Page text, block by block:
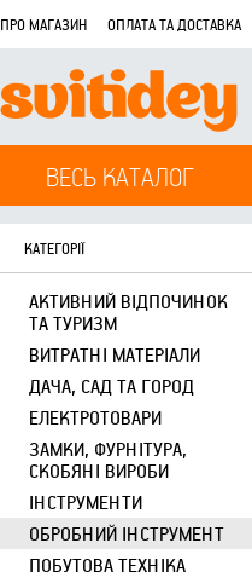
ПРО МАГАЗИН ОПЛАТА ТА ДОСТАВКА
ВЕСЬ КАТАЛОГ
КАТЕГОРІЇ
АКТИВНИЙ ВІДПОЧИНОК
ТА ТУРИЗМ
ВИТРАТНІ МАТЕРІАЛИ
ДАЧА, САД ТА ГОРОД
ЕЛЕКТРОТОВАРИ
ЗАМКИ, ФУРНІТУРА,
СКОБЯНІ ВИРОБИ
ІНСТРУМЕНТИ
ОБРОБНИЙ ІНСТРУМЕНТ
ПОБУТОВА ТЕХНІКА